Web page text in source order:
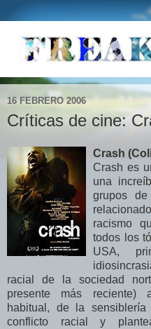
16 FEBRERO 2006
Críticas de cine:
Crash
Crash es
una
grupos
racismo
todos los
USA,
racial de la sociedad
presente más reciente)
habitual, de la
conflicto racial y